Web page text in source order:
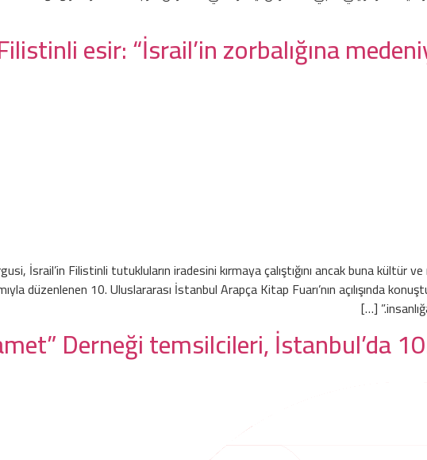
esir: “İsrail’in zorbalığına
İsrail’in Filistinli tutukluların iradesini kırmaya çalıştığını ancak buna kültür
düzenlenen 10. Uluslararası İstanbul Arapça Kitap Fuarı’nın açılışında